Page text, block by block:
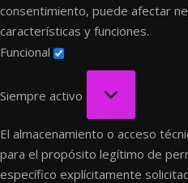
consentimiento, puede afectar
características y funciones.
Funcional
Siempre activo
El almacenamiento o acceso
para el propósito legítimo de
específico explícitamente